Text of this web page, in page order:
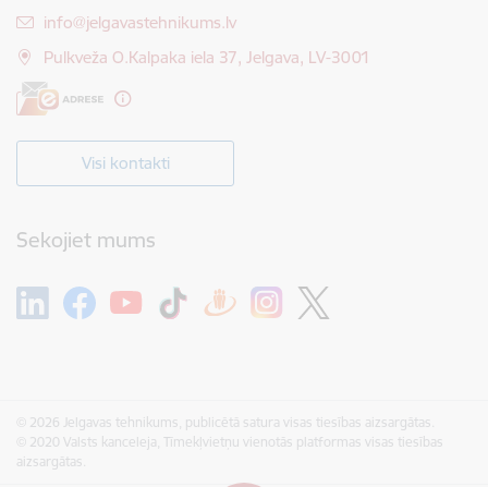
E-pasts:
info@jelgavastehnikums.lv
Pulkveža O.Kalpaka iela 37, Jelgava, LV-3001
Visi kontakti
Sekojiet mums
© 2026 Jelgavas tehnikums, publicētā satura visas tiesības aizsargātas.
© 2020 Valsts kanceleja, Tīmekļvietņu vienotās platformas visas tiesības
aizsargātas.